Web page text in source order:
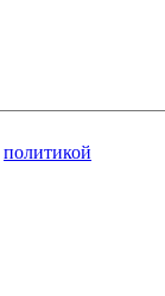
политикой